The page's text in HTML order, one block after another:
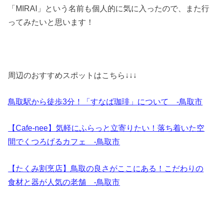
「MIRAI」という名前も個人的に気に入ったので、また行
ってみたいと思います！
周辺のおすすめスポットはこちら↓↓↓
鳥取駅から徒歩3分！「すなば珈琲」について -鳥取市
【Cafe-nee】気軽にふらっと立寄りたい！落ち着いた空
間でくつろげるカフェ -鳥取市
【たくみ割烹店】鳥取の良さがここにある！こだわりの
食材と器が人気の老舗 -鳥取市